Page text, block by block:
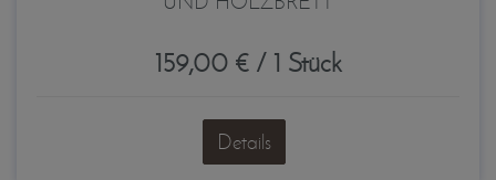
159,00 € / 1 Stück
Details